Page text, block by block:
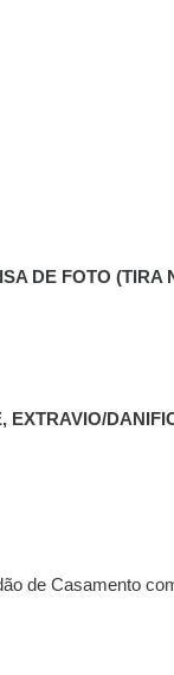
DE FOTO (TIRA
EXTRAVIO/
de Casamento